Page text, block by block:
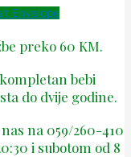
Envelope
preko 60 KM.
bebi
do dvije godine.
na 059/260-410
i subotom od 8